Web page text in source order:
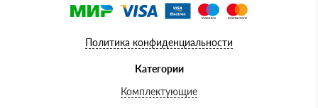
Политика конфиденциальности
Категории
Комплектующие